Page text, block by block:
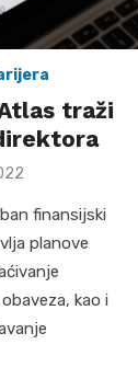
traži
finansijski
planove
kao i